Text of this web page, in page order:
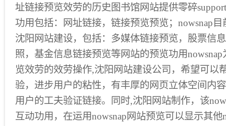
址链接预览效劳的历史图书馆网站提供零碎
功用包括：网址链接，链接预览预览；nowsnap
沈阳网站建设，包括：多媒体链接预览，股票信
照，基金信息链接预览等网站的预览功用
览效劳的效劳操作,沈阳网站建设公司，希望可以
验，进步用户的粘性，有丰厚的网页立体空间内
用户的工夫验证链接。同时,沈阳网站制作，该
互动功用，在运用nowsnap网站预览可以显示其他